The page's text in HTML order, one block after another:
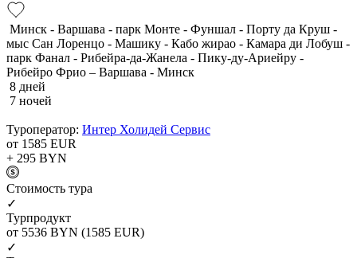
Минск - Варшава - парк Монте - Фуншал - Порту да Круш -
мыс Сан Лоренцо - Машику - Кабо жирао - Камара ди Лобуш -
парк Фанал - Рибейра-да-Жанела - Пику-ду-Ариейру -
Рибейро Фрио – Варшава - Минск
8 дней
7 ночей
Туроператор: Интер Холидей Сервис
от 1585 EUR
+ 295 BYN
Cтоимость тура
✓
Турпродукт
от 5536 BYN (1585 EUR)
✓